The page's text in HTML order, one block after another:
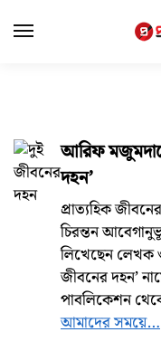
আরিফ
দহন’
প্রাত্যহিক
চিরন্তন
লিখেছেন লেখক
জীবনের দহন’
পাবলিকেশন
আমাদের সময়ে…